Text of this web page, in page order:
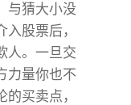
与猜大小没
股票后，
人。一旦交
力量你也不
买卖点，